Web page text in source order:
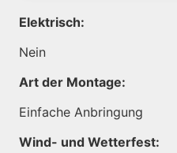
Elektrisch:
Nein
Art der Montage:
Einfache Anbringung
Wind- und Wetterfest: